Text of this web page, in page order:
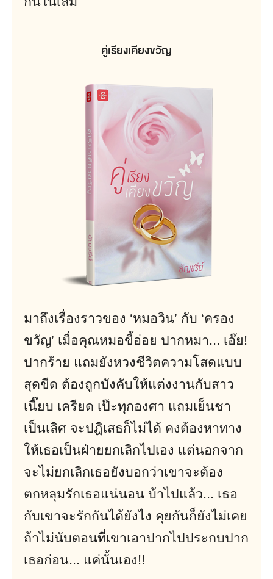
คู่เรียงเคียงขวัญ
มาถึงเรื่องราวของ ‘หมอวิน’ กับ ‘ครอง
ขวัญ’ เมื่อคุณหมอขี้อ่อย ปากหมา... เอ๊ย!
ปากร้าย แถมยังหวงชีวิตความโสดแบบ
สุดขีด ต้องถูกบังคับให้แต่งงานกับสาว
เนี๊ยบ เครียด เป๊ะทุกองศา แถมเย็นชา
เป็นเลิศ จะปฎิเสธก็ไม่ได้ คงต้องหาทาง
ให้เธอเป็นฝ่ายยกเลิกไปเอง แต่นอกจาก
จะไม่ยกเลิกเธอยังบอกว่าเขาจะต้อง
ตกหลุมรักเธอแน่นอน บ้าไปแล้ว... เธอ
กับเขาจะรักกันได้ยังไง คุยกันก็ยังไม่เคย
ถ้าไม่นับตอนที่เขาเอาปากไปประกบปาก
เธอก่อน... แค่นั้นเอง!!